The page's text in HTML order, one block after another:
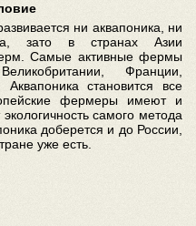
ни аквапоника, ни
зато в странах Азии
Самые активные фермы
Франции,
становится все
фермеры имеют и
самого метода
доберется и до России,
уже есть.